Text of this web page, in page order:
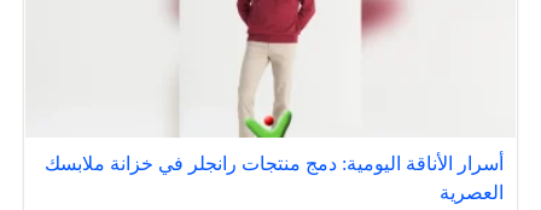
أسرار الأناقة اليومية: دمج منتجات رانجلر في خزانة ملابسك
العصرية